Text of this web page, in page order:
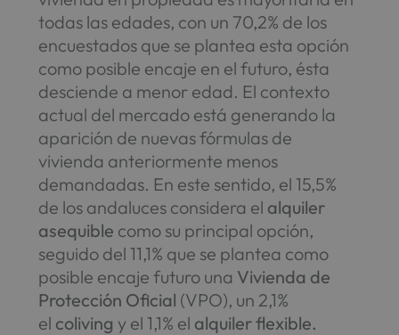
todas las edades, con un 70,2% de los
encuestados que se plantea esta opción
como posible encaje en el futuro, ésta
desciende a menor edad. El contexto
actual del mercado está generando la
aparición de nuevas fórmulas de
vivienda anteriormente menos
demandadas. En este sentido, el 15,5%
de los andaluces considera el alquiler
asequible como su principal opción,
seguido del 11,1% que se plantea como
posible encaje futuro una Vivienda de
Protección Oficial (VPO), un 2,1%
el coliving y el 1,1% el alquiler flexible.